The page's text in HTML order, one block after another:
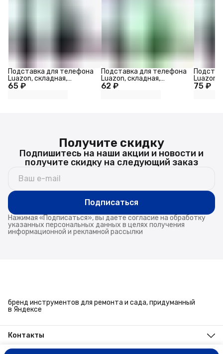
65 ₽
Подставка для телефона
Luazon, складная,
регулируемая высота,
62 ₽
Подставка для телефона
Luazon, складная,
регулируемая высота,
75 ₽
Luazon,
Получите скидку
Подпишитесь на наши акции и новости и
получите скидку на следующий заказ
Подписаться
Нажимая «Подписаться», вы даете согласие на обработку
указанных персональных данных в целях получения
информационной и рекламной рассылки
бренд инструментов для ремонта и сада, придуманный
в Яндексе
Контакты
Адрес